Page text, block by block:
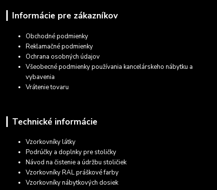
Informácie pre zákazníkov
Obchodné podmienky
Reklamačné podmienky
Ochrana osobných údajov
Všeobecné podmienky používania kancelárskeho nábytku a
vybavenia
Vrátenie tovaru
Technické informácie
Vzorkovníky látky
Podrúčky a doplnky pre stoličky
Návod na čistenie a údržbu stoličiek
Vzorkovníky RAL práškové farby
Vzorkovníky nábytkových dosiek